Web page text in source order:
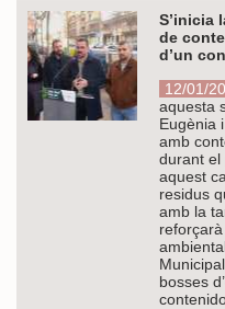
S’inicia
de
d’un
12/01/
aquesta
Eugènia
amb
durant el
aquest
residus
amb la
bosses